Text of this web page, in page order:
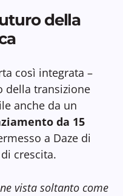
della
così integrata –
della transizione
anche da un
da 15
a Daze di
crescita.
vista soltanto come